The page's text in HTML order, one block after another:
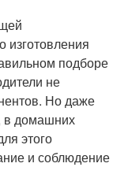
изготовления
подборе
не
Но даже
в домашних
этого
и соблюдение